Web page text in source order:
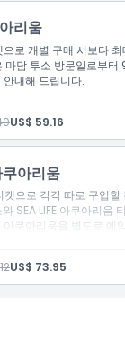
리움
로 개별 구매 시보다
담 투소 방문일로부
내해 드립니다.
US$ 59.16
아리움
켓으로 각각 따로 구입
SEA LIFE 아쿠아리움
쿠아리움을 별도로 예
US$ 73.95